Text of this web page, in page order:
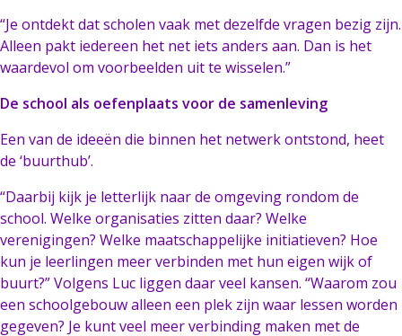
“Je ontdekt dat scholen vaak met dezelfde vragen bezig zijn.
Alleen pakt iedereen het net iets anders aan. Dan is het
waardevol om voorbeelden uit te wisselen.”
De school als oefenplaats voor de samenleving
Een van de ideeën die binnen het netwerk ontstond, heet
de ‘buurthub’.
“Daarbij kijk je letterlijk naar de omgeving rondom de
school. Welke organisaties zitten daar? Welke
verenigingen? Welke maatschappelijke initiatieven? Hoe
kun je leerlingen meer verbinden met hun eigen wijk of
buurt?” Volgens Luc liggen daar veel kansen. “Waarom zou
een schoolgebouw alleen een plek zijn waar lessen worden
gegeven? Je kunt veel meer verbinding maken met de